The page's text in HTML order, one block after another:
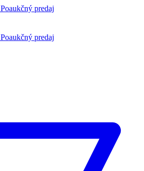
Poaukčný predaj
Poaukčný predaj